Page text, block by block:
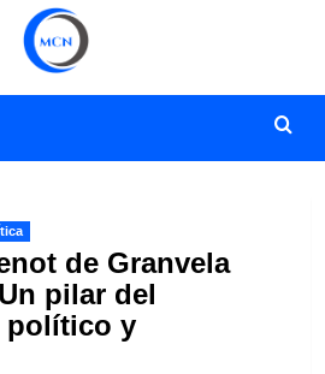
de Granvela
pilar del
político y